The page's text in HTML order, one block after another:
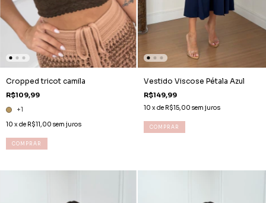
Cropped tricot camila
R$109,99
+1
10 x de R$11,00 sem juros
COMPRAR
Vestido Viscose Pétala Azul
R$149,99
10 x de R$15,00 sem juros
COMPRAR